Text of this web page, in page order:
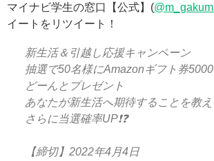
マイナビ学生の窓口【公式】(
イートをリツイート！
新生活＆引越し応援キャンペーン
抽選で50名様にAmazonギフト券
どーんとプレゼント
あなたが新生活へ期待することを教
さらに当選確率UP❗️❓
【締切】2022年4月4日